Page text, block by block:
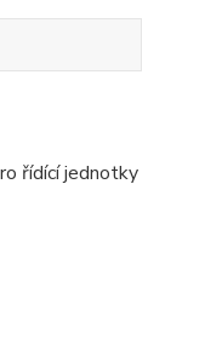
řídící jednotky